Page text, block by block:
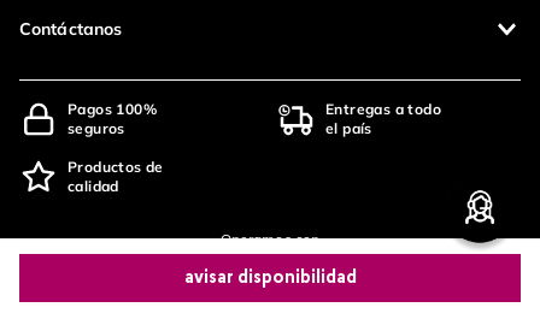
avisar disponibilidad
Contáctanos
Pagos 100%
seguros
Entregas a todo
el país
Productos de
calidad
Operamos con